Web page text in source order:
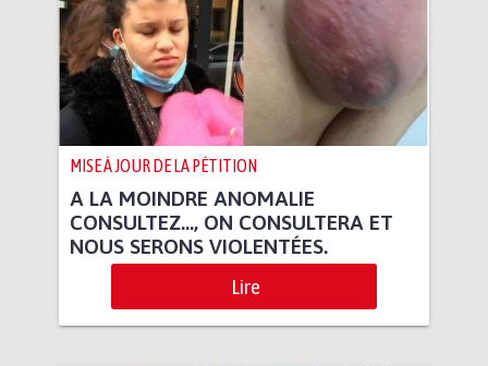
MISE À JOUR DE LA PÉTITION
A LA MOINDRE ANOMALIE
CONSULTEZ..., ON CONSULTERA ET
NOUS SERONS VIOLENTÉES.
Lire